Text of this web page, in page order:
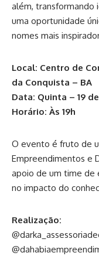
além, transformando
uma oportunidade
nomes mais
Local: Centro de
da Conquista – BA
Data: Quinta – 19
Horário: Às 19h
O evento é fruto de
Empreendimentos e
apoio de um time de
no impacto do
Realização: